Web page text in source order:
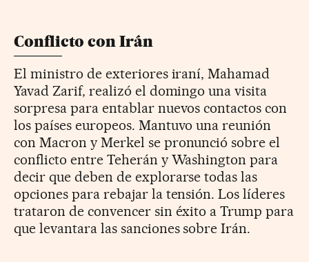
Conflicto con Irán
El ministro de exteriores iraní, Mahamad
Yavad Zarif, realizó el domingo una visita
sorpresa para entablar nuevos contactos con
los países europeos. Mantuvo una reunión
con Macron y Merkel se pronunció sobre el
conflicto entre Teherán y Washington para
decir que deben de explorarse todas las
opciones para rebajar la tensión. Los líderes
trataron de convencer sin éxito a Trump para
que levantara las sanciones sobre Irán.